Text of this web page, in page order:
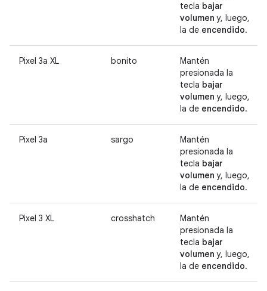
tecla bajar
volumen y, luego,
la de encendido.
Pixel 3a XL bonito
Mantén
presionada la
tecla bajar
volumen y, luego,
la de encendido.
Pixel 3a sargo
Mantén
presionada la
tecla bajar
volumen y, luego,
la de encendido.
Pixel 3 XL crosshatch
Mantén
presionada la
tecla bajar
volumen y, luego,
la de encendido.